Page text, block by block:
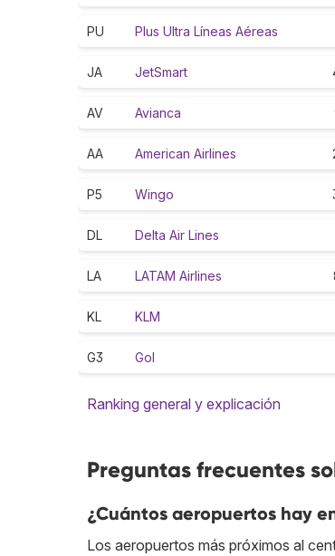
PU Plus Ultra Líneas Aéreas
JA JetSmart
AV Avianca
AA American Airlines
P5 Wingo
DL Delta Air Lines
LA LATAM Airlines
KL KLM
G3 Gol
Ranking general y explicación
Preguntas frecuentes
¿Cuántos aeropuertos hay
Los aeropuertos más próximos al